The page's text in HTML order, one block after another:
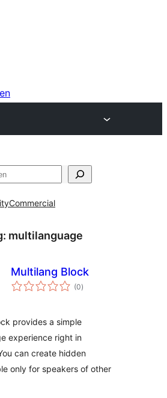
Commercial
multilanguage
Multilang Block
(0totaal
waarderingen
)
provides a simple
experience right in
can create hidden
only for speakers of other